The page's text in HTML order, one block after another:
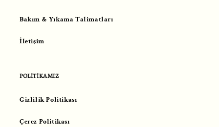
Bakım & Yıkama Talimatları
İletişim
POLİTİKAMIZ
Gizlilik Politikası
Çerez Politikası